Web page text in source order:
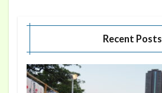
Recent Posts